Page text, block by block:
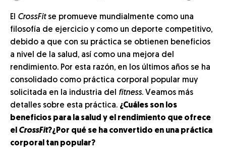
El CrossFitse promueve mundialmente como una
filosofía de ejercicio y como un deporte competitivo,
debido a que con su práctica se obtienen beneficios
a nivel de la salud, así como una mejora del
rendimiento. Por esta razón, en los últimos años se ha
consolidado como práctica corporal popular muy
solicitada en la industria del fitness. Veamos más
detalles sobre esta práctica. ¿Cuáles son los
beneficios para la salud y el rendimiento que ofrece
el CrossFit?¿Por qué se ha convertido en una práctica
corporal tan popular?